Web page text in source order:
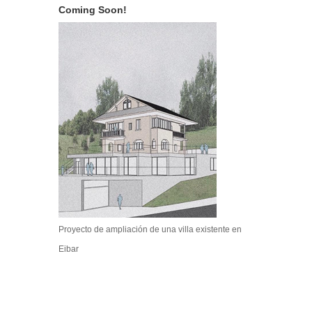
Coming Soon!
Proyecto de ampliación de una villa existente en
Eibar